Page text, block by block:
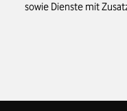
sowie Dienste mit